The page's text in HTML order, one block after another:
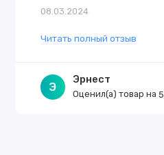
08.03.2024
Читать полный отзыв
Э
Эрнест
Оценил(а) товар на5